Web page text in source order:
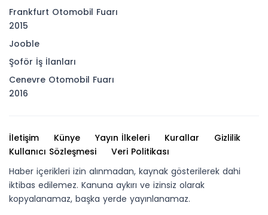
Frankfurt Otomobil Fuarı
2015
Jooble
Şoför İş İlanları
Cenevre Otomobil Fuarı
2016
İletişim Künye Yayın İlkeleri Kurallar
Gizlilik
Kullanıcı Sözleşmesi
Veri Politikası
Haber içerikleri izin alınmadan, kaynak gösterilerek dahi
iktibas edilemez. Kanuna aykırı ve izinsiz olarak
kopyalanamaz, başka yerde yayınlanamaz.